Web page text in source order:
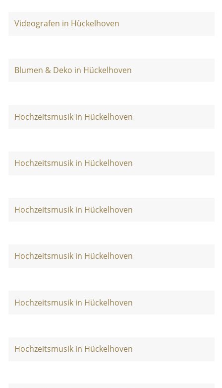
Videografen in Hückelhoven
Blumen & Deko in Hückelhoven
Hochzeitsmusik in Hückelhoven
Hochzeitsmusik in Hückelhoven
Hochzeitsmusik in Hückelhoven
Hochzeitsmusik in Hückelhoven
Hochzeitsmusik in Hückelhoven
Hochzeitsmusik in Hückelhoven